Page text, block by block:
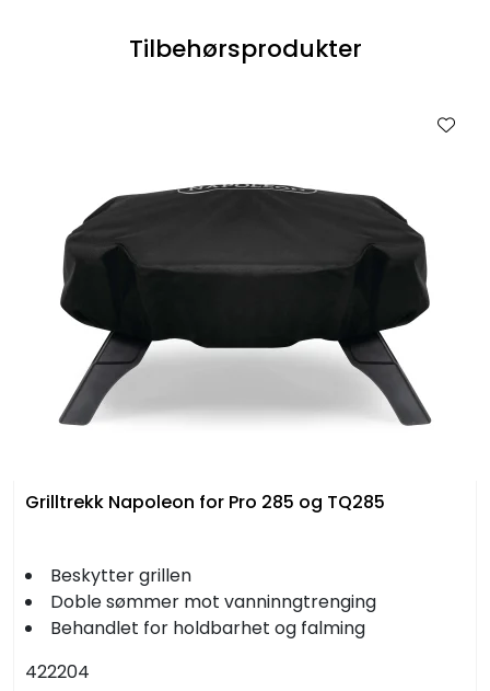
Tilbehørsprodukter
Grilltrekk Napoleon for Pro 285 og TQ285
Beskytter grillen
Doble sømmer mot vanninngtrenging
Behandlet for holdbarhet og falming
422204